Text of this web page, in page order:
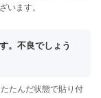
います。
。不良でしょう
たんだ状態で貼り付